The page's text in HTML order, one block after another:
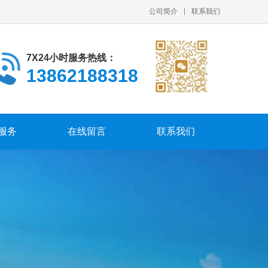
公司简介 联系我们
7X24小时服务热线：
13862188318
务 在线留言 联系我们